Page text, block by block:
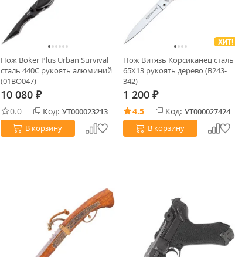
Нож Boker Plus Urban Survival
сталь 440C рукоять алюминий
(01BO047)
10 080 ₽
0.0 Код: УТ000023213
В корзину
ХИТ!
Нож Витязь Корсиканец сталь
65Х13 рукоять дерево (B243-
342)
1 200 ₽
4.5 Код: УТ000027424
В корзину